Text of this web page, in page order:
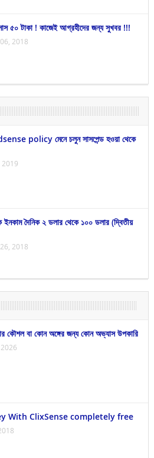
৫০ টাকা ! কাজেই আগ্রহীদের জন্য সুখবর !!!
2018
policy মেনে চলুন সাসপেন্ড হওয়া থেকে
2019
ইনকাম দৈনিক ২ ডলার থেকে ১০০ ডলার (দ্বিতীয়
2018
কৌশল বা কোন অঙ্গের জন্য কোন অভ্যাস উপকারি
With ClixSense completely free